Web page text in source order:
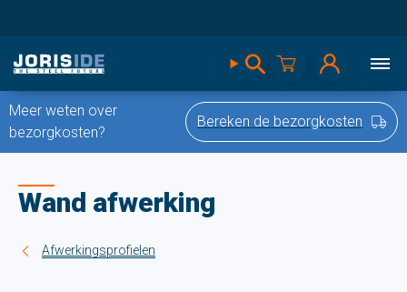
Meer weten over
bezorgkosten?
Bereken de bezorgkosten
Wand afwerking
Afwerkingsprofielen